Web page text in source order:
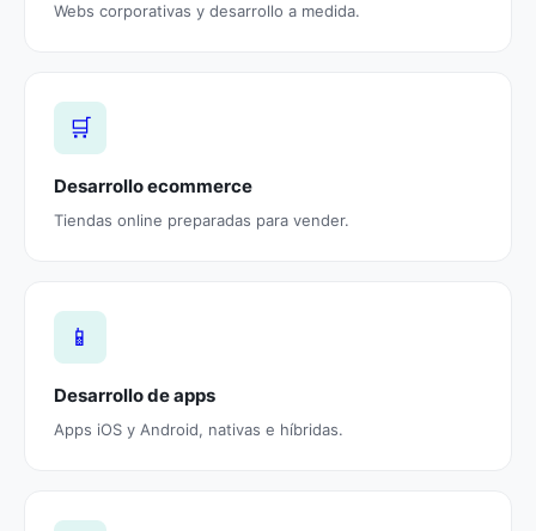
Webs corporativas y desarrollo a medida.
🛒
Desarrollo ecommerce
Tiendas online preparadas para vender.
📱
Desarrollo de apps
Apps iOS y Android, nativas e híbridas.